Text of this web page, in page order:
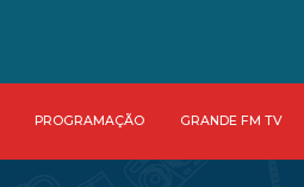
PROGRAMAÇÃO GRANDE FM TV